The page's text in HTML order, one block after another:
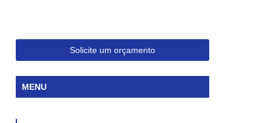
Moldes para Paletes Plásticos
Moldes para Injeção de Borracha
Solicite um orçamento
MENU